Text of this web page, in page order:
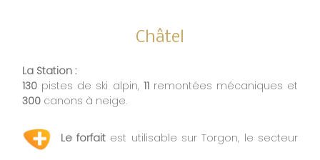
Châtel
La Station :
130 pistes de ski alpin, 11remontées mécaniques et
300 canons à neige.
Le forfait est utilisable sur Torgon, le secteur